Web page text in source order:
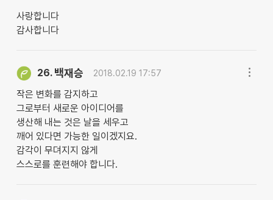
사랑합니다
감사합니다
26. 백재승 2018.02.19 17:57
작은 변화를 감지하고
그로부터 새로운 아이디어를
생산해 내는 것은 날을 세우고
깨어 있다면 가능한 일이겠지요.
감각이 무뎌지지 않게
스스로를 훈련해야 합니다.